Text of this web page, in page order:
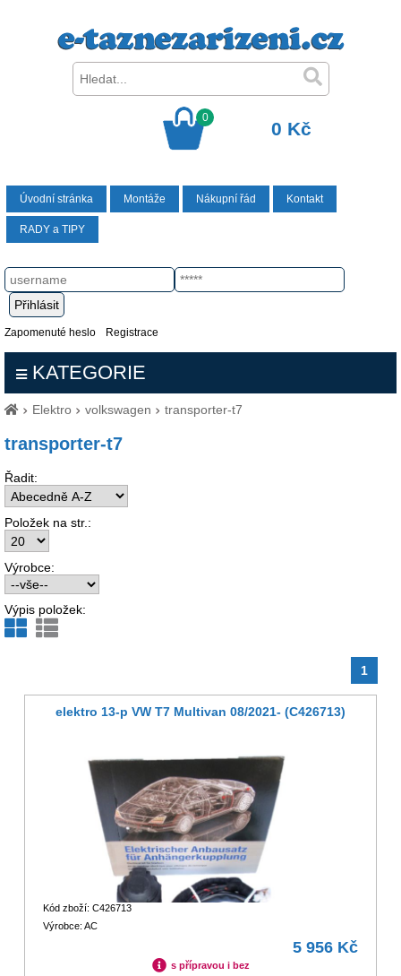
0
0 Kč
Úvodní stránka Montáže Nákupní řád Kontakt
RADY a TIPY
Zapomenuté heslo Registrace
KATEGORIE
Elektro volkswagen transporter-t7
transporter-t7
Řadit:
Položek na str.:
Výrobce:
Výpis položek:
1
elektro 13-p VW T7 Multivan 08/2021- (C426713)
Kód zboží: C426713
Výrobce: AC
5 956 Kč
s přípravou i bez